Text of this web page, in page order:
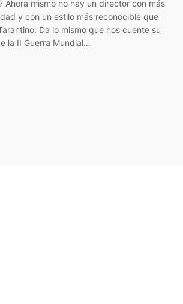
Ahora mismo no hay un director con más
y con un estilo más reconocible que
Da lo mismo que nos cuente su
la II Guerra Mundial…